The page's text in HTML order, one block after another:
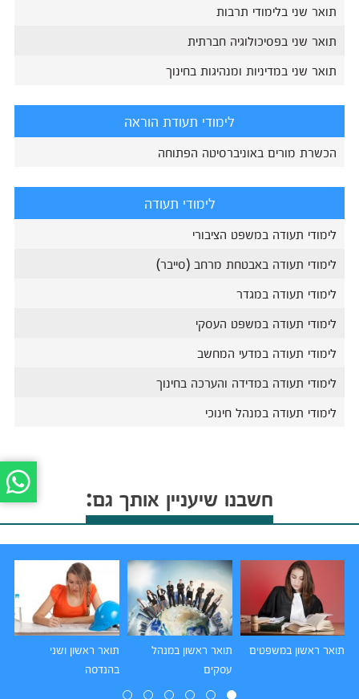
תואר שני בלימודי תרבות
תואר שני בפסיכולוגיה חברתית
תואר שני במדיניות ומנהיגות בחינוך
לימודי תעודת הוראה
הכשרת מורים באוניברסיטה הפתוחה
לימודי תעודה
לימודי תעודה במשפט הציבורי
לימודי תעודה באבטחת מרחב (סייבר)
לימודי תעודה במגדר
לימודי תעודה במשפט העסקי
לימודי תעודה במדעי המחשב
לימודי תעודה במדידה והערכה בחינוך
לימודי תעודה במנהל חינוכי
חשבנו שיעניין אותך גם:
תואר ראשון במשפטים
תואר ראשון במנהל
עסקים
תואר ראשון ושני
בהנדסה